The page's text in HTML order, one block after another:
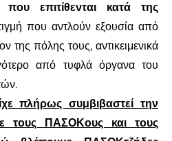
που επιτίθενται κατά της
που αντλούν εξουσία από
της πόλης τους, αντικειμενικά
από τυφλά όργανα του
πλήρως συμβιβαστεί την
τους ΠΑΣΟΚους και τους